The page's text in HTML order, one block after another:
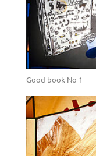
Good book No 1